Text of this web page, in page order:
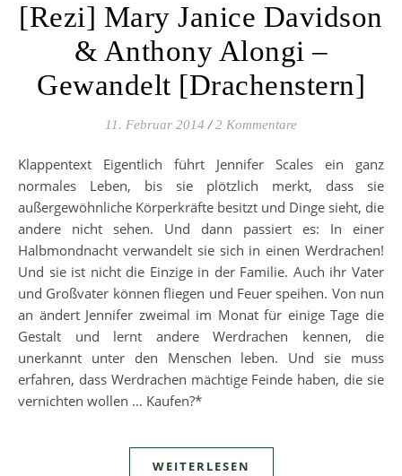
[Rezi] Mary Janice Davidson
& Anthony Alongi –
Gewandelt [Drachenstern]
11. Februar 2014 / 2 Kommentare
Klappentext Eigentlich führt Jennifer Scales ein ganz
normales Leben, bis sie plötzlich merkt, dass sie
außergewöhnliche Körperkräfte besitzt und Dinge sieht, die
andere nicht sehen. Und dann passiert es: In einer
Halbmondnacht verwandelt sie sich in einen Werdrachen!
Und sie ist nicht die Einzige in der Familie. Auch ihr Vater
und Großvater können fliegen und Feuer speihen. Von nun
an ändert Jennifer zweimal im Monat für einige Tage die
Gestalt und lernt andere Werdrachen kennen, die
unerkannt unter den Menschen leben. Und sie muss
erfahren, dass Werdrachen mächtige Feinde haben, die sie
vernichten wollen … Kaufen?*
WEITERLESEN